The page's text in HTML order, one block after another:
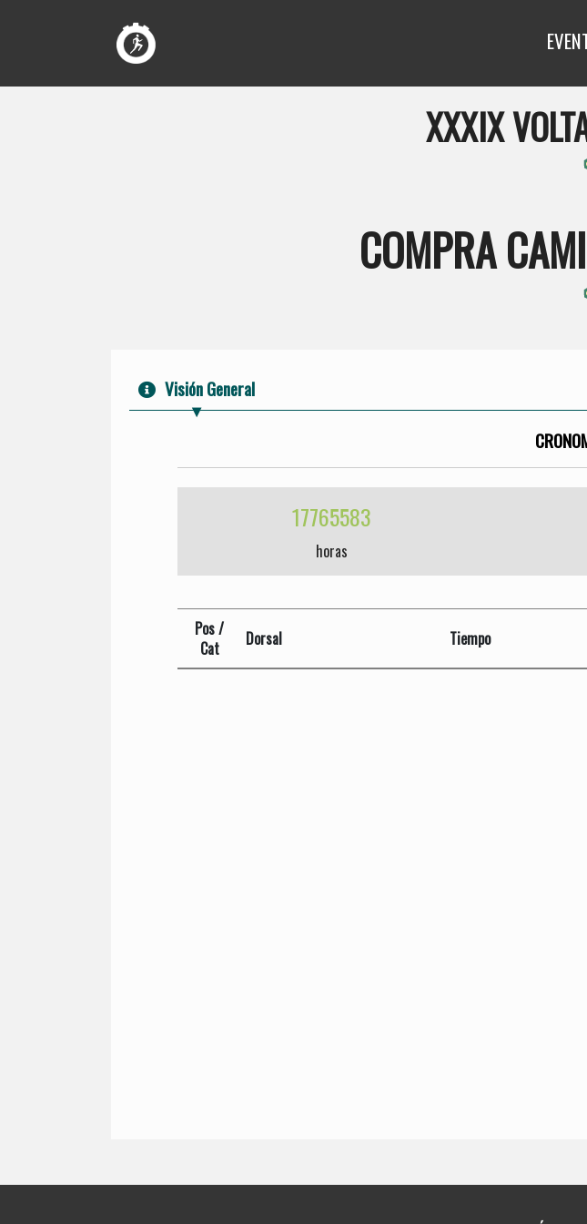
XXXIX
COMPRA
Visión General
17765583
horas
Pos /
Cat
Dorsal Tiempo